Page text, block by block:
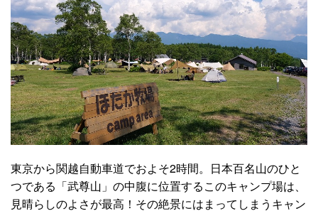
東京から関越自動車道でおよそ2時間。日本百名山のひと
つである「武尊山」の中腹に位置するこのキャンプ場は、
見晴らしのよさが最高！その絶景にはまってしまうキャン